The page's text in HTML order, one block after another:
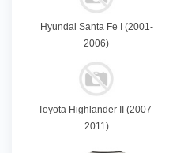
Hyundai Santa Fe I (2001-
2006)
Toyota Highlander II (2007-
2011)